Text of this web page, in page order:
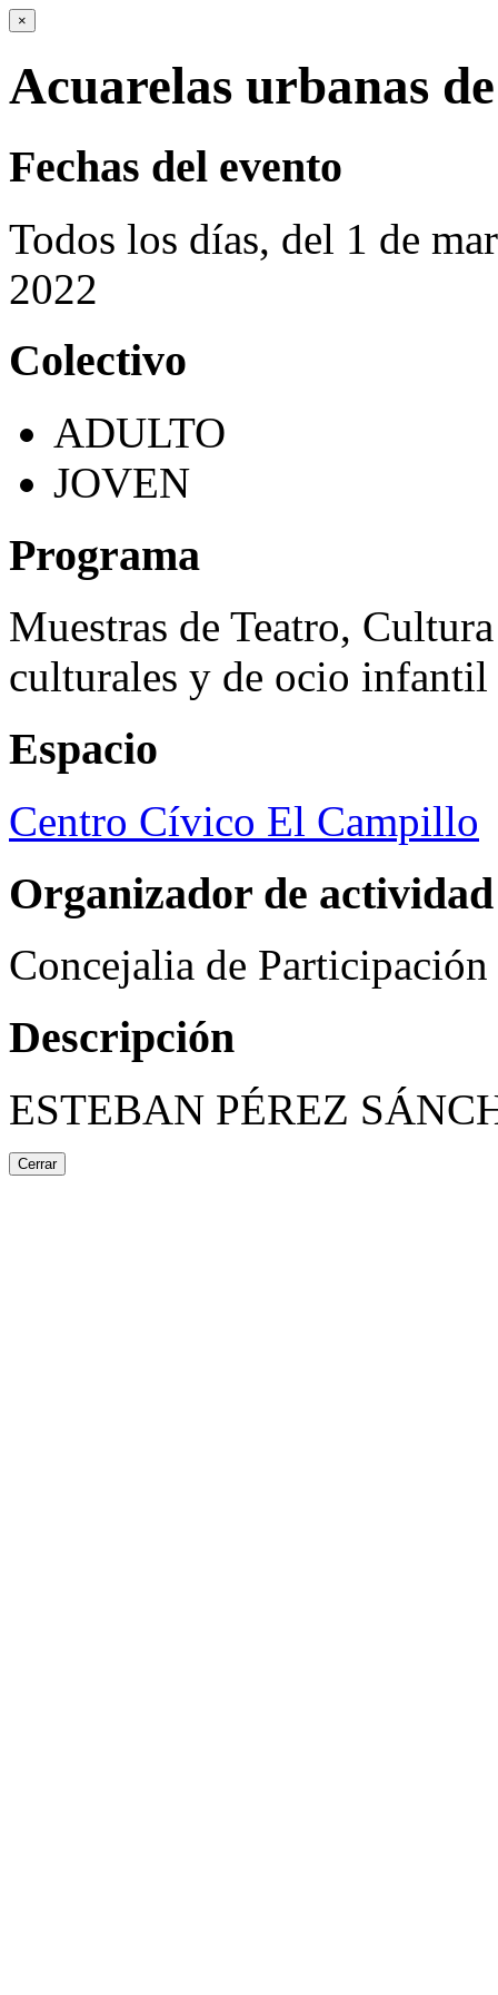
×
Acuarelas urbanas
Fechas del evento
Todos los días, del 1 de
2022
Colectivo
ADULTO
JOVEN
Programa
Muestras de Teatro,
culturales y de ocio infantil
Espacio
Centro Cívico El Campillo
Organizador de actividad
Concejalia de
Descripción
ESTEBAN PÉREZ
Cerrar